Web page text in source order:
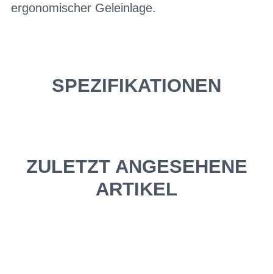
ergonomischer Geleinlage.
SPEZIFIKATIONEN
ZULETZT ANGESEHENE
ARTIKEL